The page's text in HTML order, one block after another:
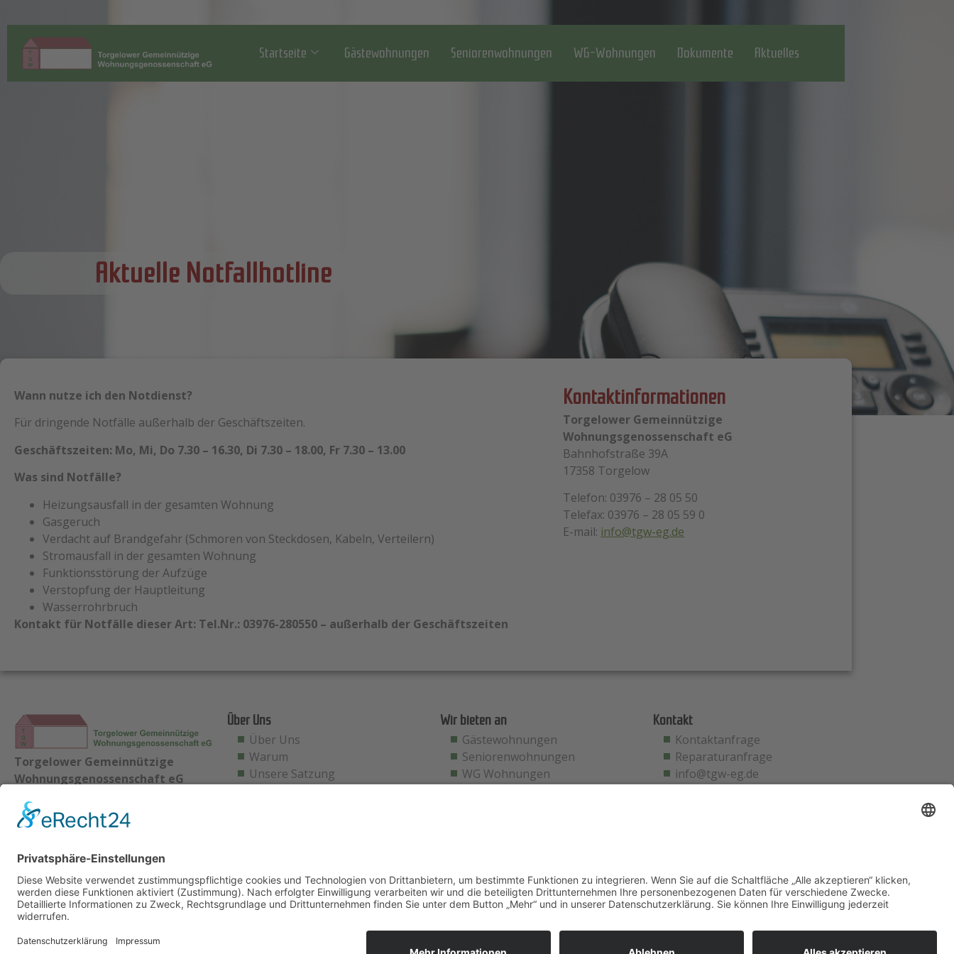
Startseite Gästewohnungen Seniorenwohnungen WG-Wohnungen Dokumente Aktuelles
Aktuelle Notfallhotline
Wann nutze ich den Notdienst?
Für dringende Notfälle außerhalb der Geschäftszeiten.
Geschäftszeiten: Mo, Mi, Do 7.30 – 16.30, Di 7.30 – 18.00, Fr 7.30 – 13.00
Was sind Notfälle?
Heizungsausfall in der gesamten Wohnung
Gasgeruch
Verdacht auf Brandgefahr (Schmoren von Steckdosen, Kabeln, Verteilern)
Stromausfall in der gesamten Wohnung
Funktionsstörung der Aufzüge
Verstopfung der Hauptleitung
Wasserrohrbruch
Kontakt für Notfälle dieser Art: Tel.Nr.: 03976-280550 – außerhalb der Geschäftszeiten
Kontaktinformationen
Torgelower Gemeinnützige
Wohnungsgenossenschaft eG
Bahnhofstraße 39A
17358 Torgelow
Telefon: 03976 – 28 05 50
Telefax: 03976 – 28 05 59 0
E-mail: info@tgw-eg.de
Torgelower Gemeinnützige
Wohnungsgenossenschaft eG
17358 Torgelow
Telefax: 03976 – 28 05 59 0
E-mail:info@tgw-eg.de
Über Uns
Über Uns
Warum
Unsere Satzung
Wir bieten an
Gästewohnungen
Seniorenwohnungen
WG Wohnungen
Kontakt
Kontaktanfrage
Reparaturanfrage
info@tgw-eg.de
Impressum Datenschutzerklärung